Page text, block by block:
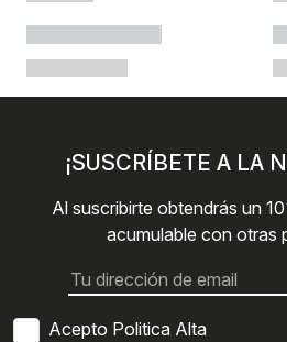
¡SUSCRÍBETE A LA
Al suscribirte obtendrás un
acumulable con otras
Acepto Politica Alta